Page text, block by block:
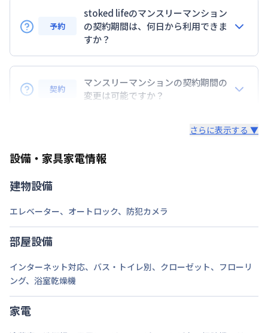
2名
駐車場
なし
情報更新日 2026年7月27日
予約
stoked lifeのマンスリーマンション
の契約期間は、何日から利用できま
すか？
7日以上からのご契約期間ですが1ヶ月（30日）以上
のご契約期間の地域もございますのでお気軽にお問い
合わせください。
契約
マンスリーマンションの契約期間の
変更は可能ですか？
約が入っていなければ、ご対応可能です。その際、再
い。期間の変更がある場合は、できるだけお早めにご
さらに表示する ▼
設備・家具家電情報
建物設備
エレベーター、 オートロック、 防犯カメラ
部屋設備
インターネット対応、 バス・トイレ別、 クローゼット、 フローリ
ング、 浴室乾燥機
家電